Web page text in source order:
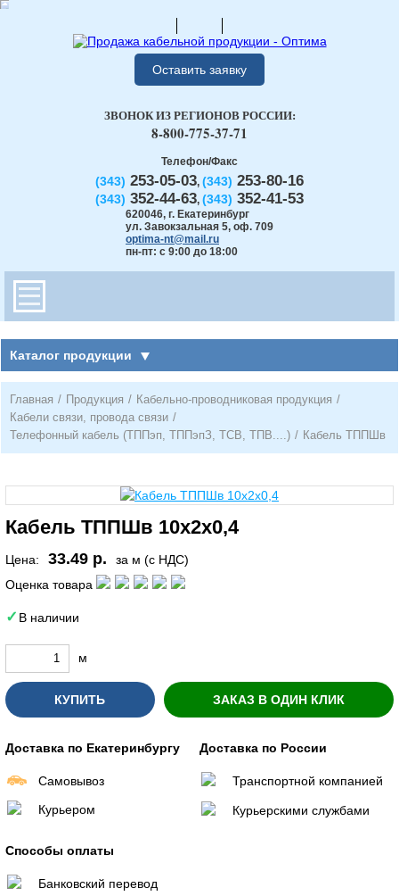
Оставить заявку
Телефон/Факс
(343) 253-05-03, (343) 253-80-16
(343) 352-44-63, (343) 352-41-53
620046, г. Екатеринбург
ул. Завокзальная 5, оф. 709
optima-nt@mail.ru
пн-пт: с 9:00 до 18:00
ЗВОНОК ИЗ РЕГИОНОВ РОССИИ:
8-800-775-37-71
Каталог продукции
Главная / Продукция / Кабельно-проводниковая продукция /
Кабели связи, провода связи /
Телефонный кабель (ТППэп, ТППэпЗ, ТСВ, ТПВ....) / Кабель ТППШв
Кабель ТППШв 10х2х0,4
Цена: 33.49 р.
за м (с НДС)
Оценка товара
В наличии
м
КУПИТЬ ЗАКАЗ В ОДИН КЛИК
Доставка по Екатеринбургу
Самовывоз
Курьером
Доставка по России
Транспортной компанией
Курьерскими службами
Способы оплаты
Банковский перевод